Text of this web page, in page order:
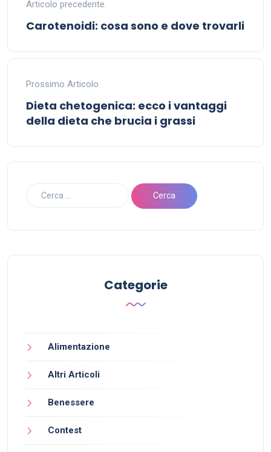
Articolo precedente.
Carotenoidi: cosa sono e dove trovarli
Prossimo Articolo
Dieta chetogenica: ecco i vantaggi
della dieta che brucia i grassi
Categorie
Alimentazione
Altri Articoli
Benessere
Contest